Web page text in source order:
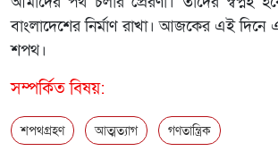
বাংলাদেশের নির্মাণ রাখা। আজকের এই
শপথ।
সম্পর্কিত বিষয়:
শপথগ্রহণ আত্মত্যাগ গণতান্ত্রিক